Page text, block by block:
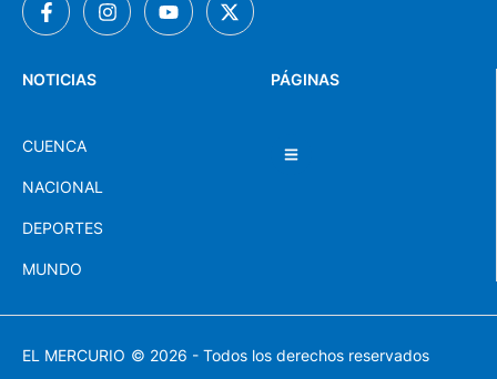
PÁGINAS
NOTICIAS
CUENCA
NACIONAL
DEPORTES
MUNDO
EL MERCURIO © 2026 - Todos los derechos reservados